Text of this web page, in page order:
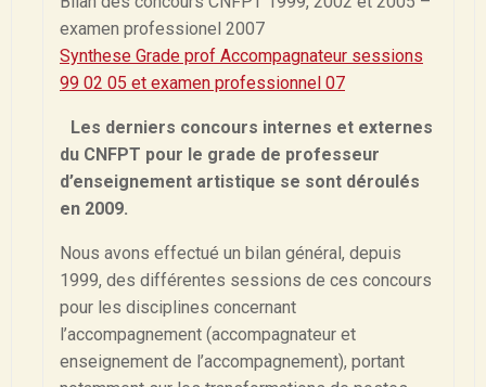
examen professionel 2007
Synthese Grade prof Accompagnateur sessions
99 02 05 et examen professionnel 07
Les derniers concours internes et externes
du CNFPT pour le grade de professeur
d’enseignement artistique se sont déroulés
en 2009.
Nous avons effectué un bilan général, depuis
1999, des différentes sessions de ces concours
pour les disciplines concernant
l’accompagnement (accompagnateur et
enseignement de l’accompagnement), portant